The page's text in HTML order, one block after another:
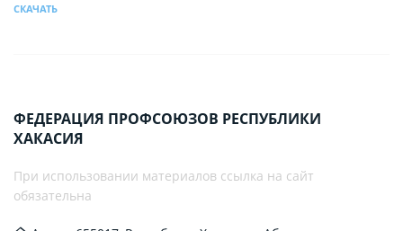
СКАЧАТЬ
ФЕДЕРАЦИЯ ПРОФСОЮЗОВ РЕСПУБЛИКИ
ХАКАСИЯ
При использовании материалов ссылка на сайт
обязательна